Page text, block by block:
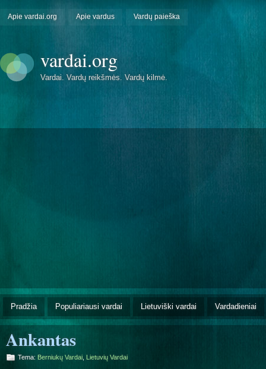
Apie vardai.org Apie vardus Vardų paieška
vardai.org
Vardai. Vardų reikšmės. Vardų kilmė.
Pradžia Populiariausi vardai Lietuviški vardai Vardadieniai
Ankantas
Tema: Berniukų Vardai Lietuvių Vardai